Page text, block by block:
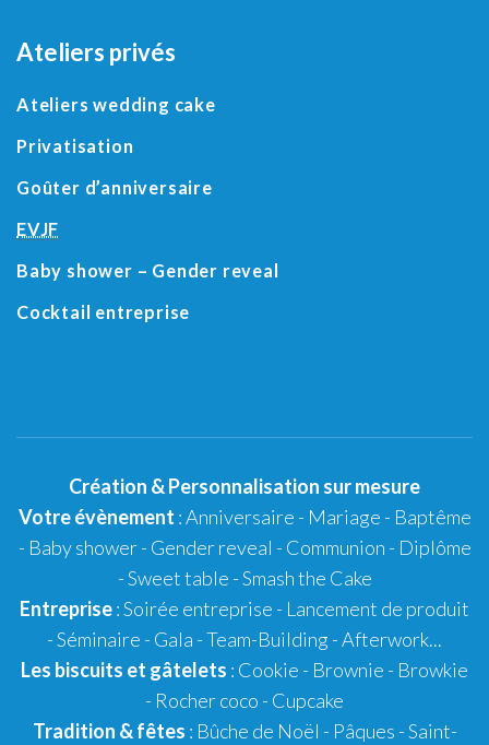
Ateliers privés
Ateliers wedding cake
Privatisation
Goûter d’anniversaire
EVJF
Baby shower – Gender reveal
Cocktail entreprise
Création &Personnalisation sur mesure
Votre évènement :Anniversaire - Mariage - Baptême
- Baby shower- Gender reveal - Communion - Diplôme
-Sweet table -Smash the Cake
Entreprise: Soirée entreprise - Lancement de produit
- Séminaire - Gala - Team-Building - Afterwork...
Les biscuits et gâtelets : Cookie - Brownie - Browkie
- Rocher coco - Cupcake
Tradition & fêtes : Bûche de Noël - Pâques -Saint-